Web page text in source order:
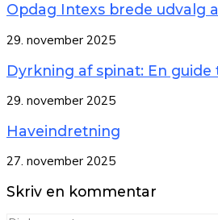
Opdag Intexs brede udvalg
29. november 2025
Dyrkning af spinat: En guide
29. november 2025
Haveindretning
27. november 2025
Skriv en kommentar